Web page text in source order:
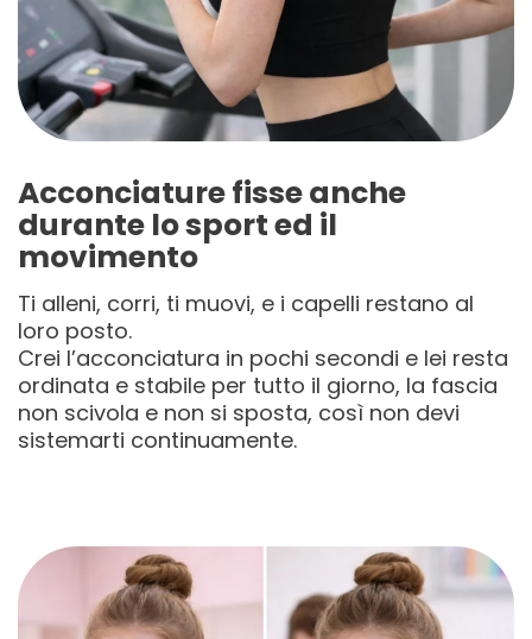
Acconciature fisse anche
durante lo sport ed il
movimento
Ti alleni, corri, ti muovi, e i capelli restano al
loro posto.
Crei l’acconciatura in pochi secondi e lei resta
ordinata e stabile per tutto il giorno, la fascia
non scivola e non si sposta, così non devi
sistemarti continuamente.